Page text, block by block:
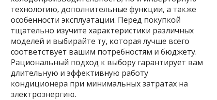
технологию, дополнительные функции, а также
особенности эксплуатации. Перед покупкой
тщательно изучите характеристики различных
моделей и выбирайте ту, которая лучше всего
соответствует вашим потребностям и бюджету.
Рациональный подход к выбору гарантирует вам
длительную и эффективную работу
кондиционера при минимальных затратах на
электроэнергию.